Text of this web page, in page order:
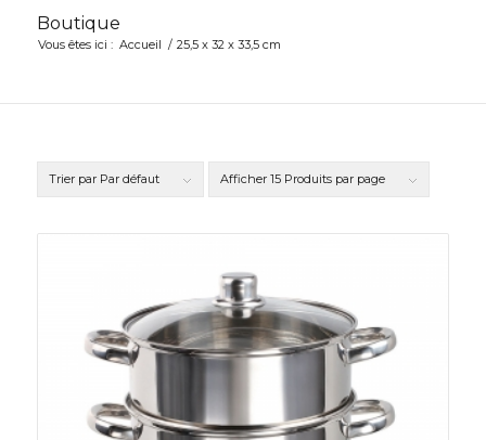
Boutique
Vous êtes ici : Accueil / 25,5 x 32 x 33,5 cm
Trier par Par défaut Afficher 15 Produits par page